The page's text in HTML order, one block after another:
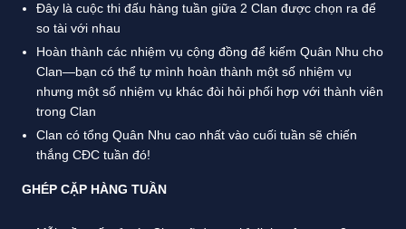
Đây là cuộc thi đấu hàng tuần giữa 2 Clan được chọn ra để
so tài với nhau
Hoàn thành các nhiệm vụ cộng đồng để kiếm Quân Nhu cho
Clan—bạn có thể tự mình hoàn thành một số nhiệm vụ
nhưng một số nhiệm vụ khác đòi hỏi phối hợp với thành viên
trong Clan
Clan có tổng Quân Nhu cao nhất vào cuối tuần sẽ chiến
thắng CĐC tuần đó!
GHÉP CẶP HÀNG TUẦN